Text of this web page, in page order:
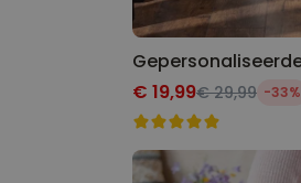
€ 19,99€ 29,99 -33%